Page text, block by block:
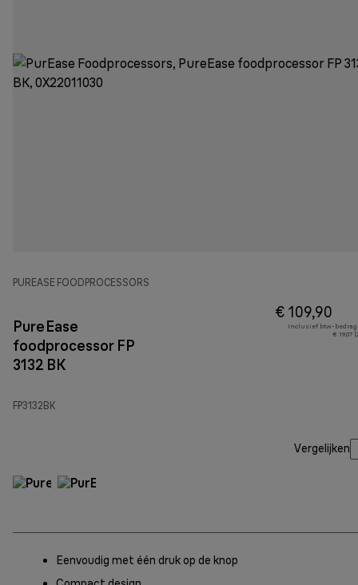
PUREASE FOODPROCESSORS
PureEase
foodprocessor FP
3132 BK
FP3132BK
€ 109,90
Inclusief btw-bedrag
€ 19,07
Vergelijken
Eenvoudig met één druk op de knop